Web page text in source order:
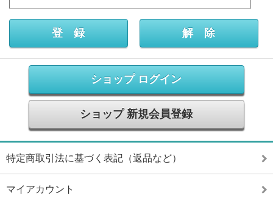
ショップ ログイン
ショップ 新規会員登録
特定商取引法に基づく表記（返品など）
マイアカウント